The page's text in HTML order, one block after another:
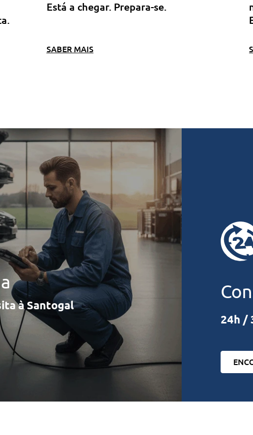
Está a chegar. Prepara-se.
SABER MAIS
à Santogal
24h /